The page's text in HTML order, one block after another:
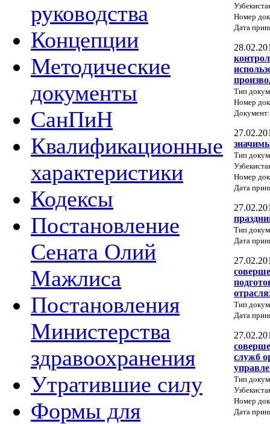
руководства
Концепции
Методические
документы
СанПиН
Квалификационные
характеристики
Кодексы
Постановление
Сената Олий
Мажлиса
Постановления
Министерства
здравоохранения
Утратившие силу
Формы для
Номер
Дата
Тип
Номер
Тип
Номер
Дата
Тип
Дата
Тип
Дата
служб
Тип
Номер
Дата